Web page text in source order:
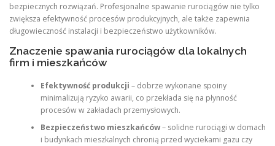
bezpiecznych rozwiązań. Profesjonalne spawanie rurociągów nie tylko
zwiększa efektywność procesów produkcyjnych, ale także zapewnia
długowieczność instalacji i bezpieczeństwo użytkowników.
Znaczenie spawania rurociągów dla lokalnych
firm i mieszkańców
Efektywność produkcji – dobrze wykonane spoiny
minimalizują ryzyko awarii, co przekłada się na płynność
procesów w zakładach przemysłowych.
Bezpieczeństwo mieszkańców– solidne rurociągi w domach
i budynkach mieszkalnych chronią przed wyciekami gazu czy